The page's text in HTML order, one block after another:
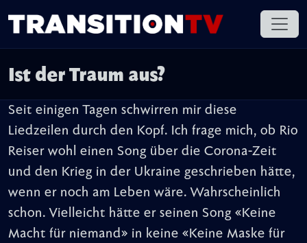
Ist der Traum aus?
Seit einigen Tagen schwirren mir diese
Liedzeilen durch den Kopf. Ich frage mich, ob Rio
Reiser wohl einen Song über die Corona-Zeit
und den Krieg in der Ukraine geschrieben hätte,
wenn er noch am Leben wäre. Wahrscheinlich
schon. Vielleicht hätte er seinen Song «Keine
Macht für niemand» in keine «Keine Maske für